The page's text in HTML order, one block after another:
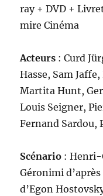
ray + DVD +
mire Cinéma
Acteurs : Curd
Hasse, Sam
Martita Hunt,
Louis Seigner,
Fernand Sardou,
Scénario : Henri-
Géronimi
d’Egon